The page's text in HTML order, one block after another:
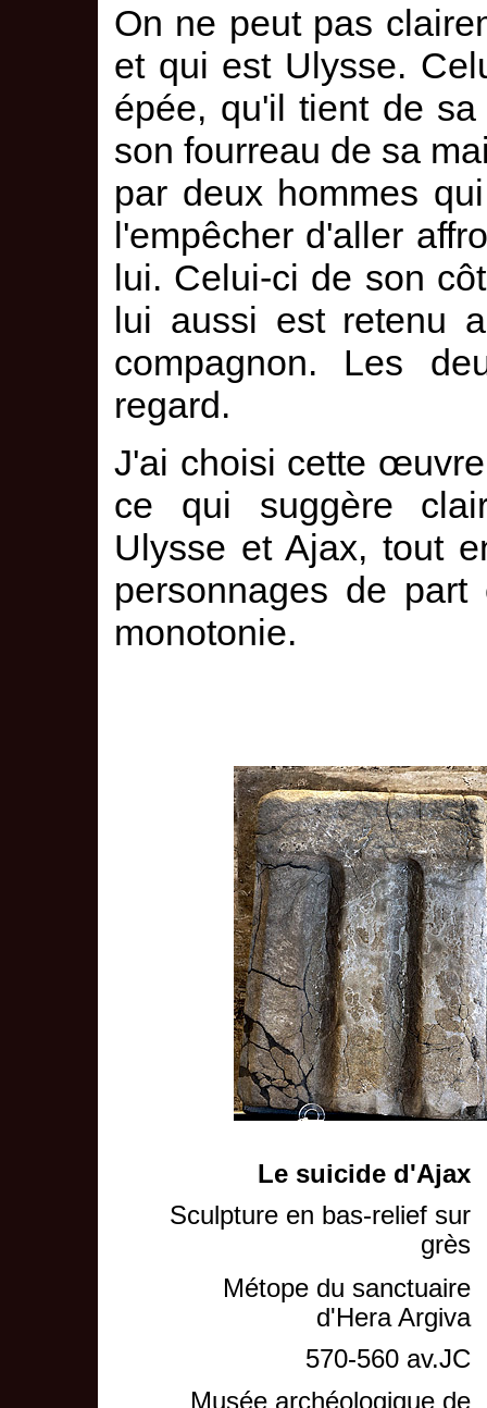
On ne peut pas
et qui est Ulysse.
épée, qu'il tient de
son fourreau de sa
par deux hommes
l'empêcher d'aller
lui. Celui-ci de son
lui aussi est retenu
compagnon. Les
regard.
J'ai choisi cette
ce qui suggère
Ulysse et Ajax, tout
personnages de
monotonie.
Le suicide d'Ajax
Sculpture en bas-relief sur
grès
Métope du sanctuaire
d'Hera Argiva
570-560 av.JC
Musée archéologique de